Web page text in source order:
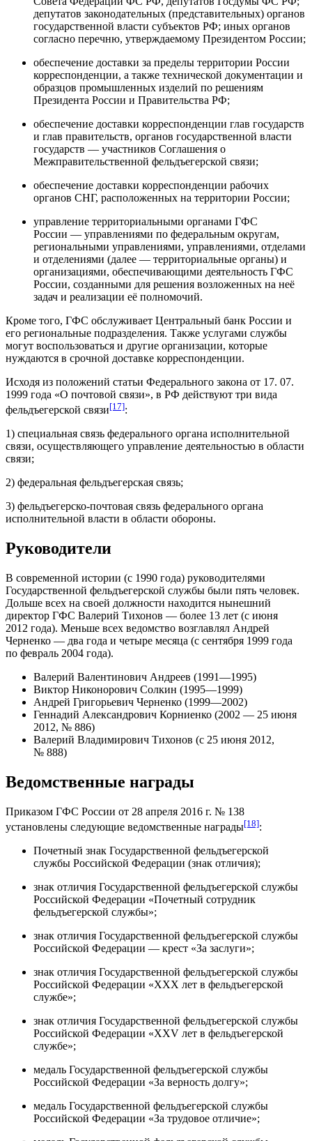
депутатов законодательных (представительных) органов
государственной власти субъектов РФ; иных органов
согласно перечню, утверждаемому Президентом России;
обеспечение доставки за пределы территории России
корреспонденции, а также технической документации и
образцов промышленных изделий по решениям
Президента России и Правительства РФ;
обеспечение доставки корреспонденции глав государств
и глав правительств, органов государственной власти
государств — участников Соглашения о
Межправительственной фельдъегерской связи;
обеспечение доставки корреспонденции рабочих
органов СНГ, расположенных на территории России;
управление территориальными органами ГФС
России — управлениями по федеральным округам,
региональными управлениями, управлениями, отделами
и отделениями (далее — территориальные органы) и
организациями, обеспечивающими деятельность ГФС
России, созданными для решения возложенных на неё
задач и реализации её полномочий.
Кроме того, ГФС обслуживает Центральный банк России и
его региональные подразделения. Также услугами службы
могут воспользоваться и другие организации, которые
нуждаются в срочной доставке корреспонденции.
Исходя из положений статьи Федерального закона от 17. 07.
1999 года «О почтовой связи», в РФ действуют три вида
фельдъегерской связи[17]:
1) специальная связь федерального органа исполнительной
связи, осуществляющего управление деятельностью в области
связи;
2) федеральная фельдъегерская связь;
3) фельдъегерско-почтовая связь федерального органа
исполнительной власти в области обороны.
Руководители
В современной истории (с 1990 года) руководителями
Государственной фельдъегерской службы были пять человек.
Дольше всех на своей должности находится нынешний
директор ГФС Валерий Тихонов — более 13 лет (с июня
2012 года). Меньше всех ведомство возглавлял Андрей
Черненко — два года и четыре месяца (с сентября 1999 года
по февраль 2004 года).
Валерий Валентинович Андреев (1991—1995)
Виктор Никонорович Солкин (1995—1999)
Андрей Григорьевич Черненко (1999—2002)
Геннадий Александрович Корниенко (2002 — 25 июня
2012, № 886)
Валерий Владимирович Тихонов (с 25 июня 2012,
№ 888)
Ведомственные награды
Приказом ГФС России от 28 апреля 2016 г. № 138
установлены следующие ведомственные награды[18]:
Почетный знак Государственной фельдъегерской
службы Российской Федерации (знак отличия);
знак отличия Государственной фельдъегерской службы
Российской Федерации «Почетный сотрудник
фельдъегерской службы»;
знак отличия Государственной фельдъегерской службы
Российской Федерации — крест «За заслуги»;
знак отличия Государственной фельдъегерской службы
Российской Федерации «XXХ лет в фельдъегерской
службе»;
знак отличия Государственной фельдъегерской службы
Российской Федерации «XXV лет в фельдъегерской
службе»;
медаль Государственной фельдъегерской службы
Российской Федерации «За верность долгу»;
медаль Государственной фельдъегерской службы
Российской Федерации «За трудовое отличие»;